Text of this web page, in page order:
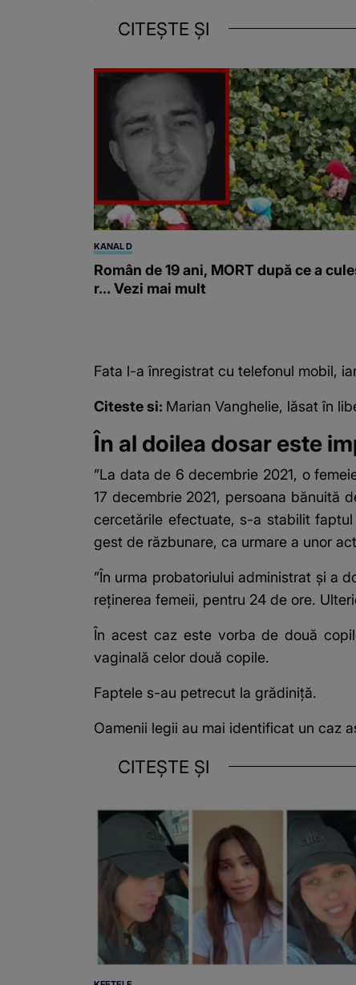
CITEȘTE ȘI
KANAL D
Român de 19 ani, MORT după ce a
r... Vezi mai mult
Fata l-a înregistrat cu telefonul mobil,
Citeste si: Marian Vanghelie, lăsat în
În al doilea dosar este
”La data de 6 decembrie 2021, o
17 decembrie 2021, persoana bănuită
cercetările efectuate, s-a stabilit
gest de răzbunare, ca urmare a unor
”În urma probatoriului administrat şi a
reţinerea femeii, pentru 24 de ore.
În acest caz este vorba de două
vaginală celor două copile.
Faptele s-au petrecut la grădiniță.
Oamenii legii au mai identificat un caz
CITEȘTE ȘI